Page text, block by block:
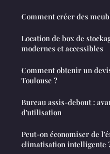
Comment créer des
Location de box de
modernes et accessibles
Comment obtenir un
Toulouse ?
Bureau assis-debout :
d'utilisation
Peut-on économiser de
climatisation intelligente